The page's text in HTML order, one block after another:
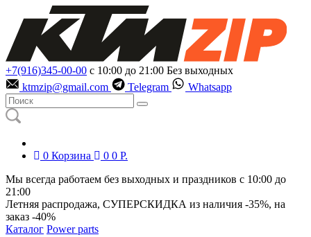
+7(916)345-00-00 с 10:00 до 21:00 Без выходных
ktmzip@gmail.com
Telegram Whatsapp
0 Корзина 0 0 Р.
Мы всегда работаем без выходных и праздников с 10:00 до
21:00
Летняя распродажа, СУПЕРСКИДКА из наличия -35%, на
заказ -40%
Каталог Power parts